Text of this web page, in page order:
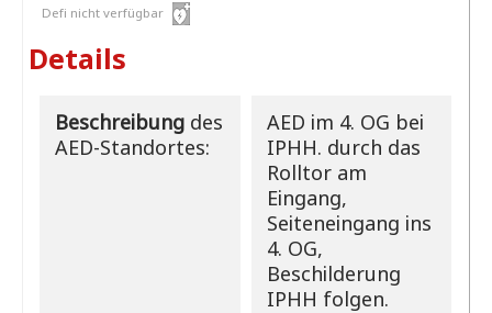
Defi nicht verfügbar
Details
Beschreibungdes
AED-Standortes:
AED im 4. OG bei
IPHH. durch das
Rolltor am
Eingang,
Seiteneingang ins
4. OG,
Beschilderung
IPHH folgen.